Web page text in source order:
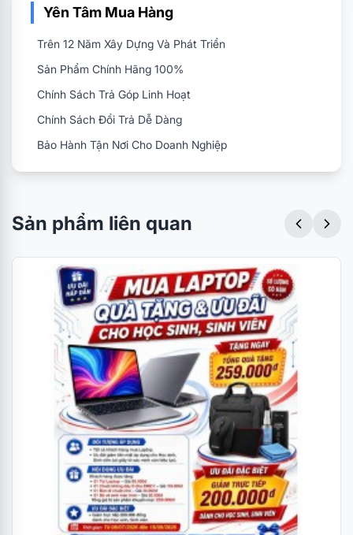
Yên Tâm Mua Hàng
Trên 12 Năm Xây Dựng Và Phát Triển
Sản Phẩm Chính Hãng 100%
Chính Sách Trả Góp Linh Hoạt
Chính Sách Đổi Trả Dễ Dàng
Bảo Hành Tận Nơi Cho Doanh Nghiệp
Sản phẩm liên quan